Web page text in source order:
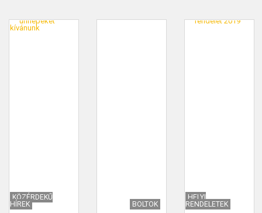
KÖZÉRDEKŰ
HÍREK
BOLTOK
HELYI
RENDELETEK